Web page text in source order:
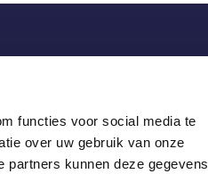
functies voor social media te
over uw gebruik van onze
kunnen deze gegevens